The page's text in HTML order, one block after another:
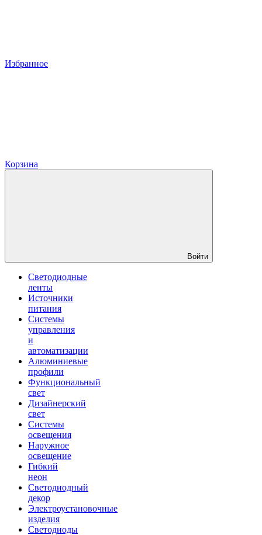
Избранное
Корзина
Войти
Светодиодные
ленты
Источники
питания
Системы
управления
и
автоматизации
Алюминиевые
профили
Функциональный
свет
Дизайнерский
свет
Системы
освещения
Наружное
освещение
Гибкий
неон
Светодиодный
декор
Электроустановочные
изделия
Светодиоды